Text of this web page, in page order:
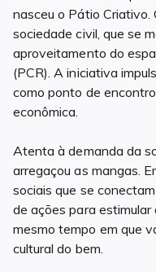
nasceu o Pátio Criativo.
sociedade civil, que se
aproveitamento do
(PCR). A iniciativa
como ponto de
econômica.
Atenta à demanda da
arregaçou as mangas.
sociais que se
de ações para
mesmo tempo em que
cultural do bem.